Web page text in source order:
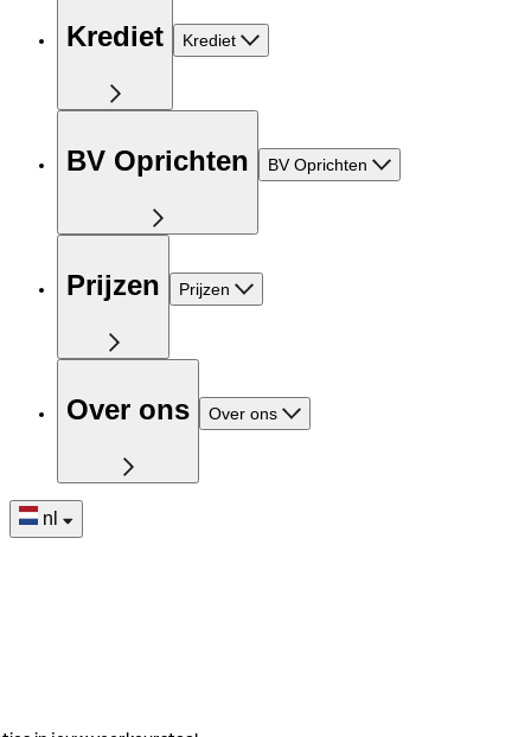
Krediet Krediet
BV Oprichten BV Oprichten
Prijzen Prijzen
Over ons Over ons
nl